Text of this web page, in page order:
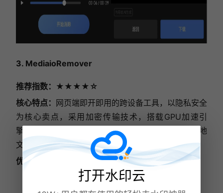
3. MediaioRemover
推荐指数：★★★★☆
核心特点： 网页端即开即用的跨设备工具，以隐私安全
为核心卖点，采用加密传输技术，搭载GPU加速引
擎，专注无门槛快速去水印，支持平台链接导入与本地
文件上传双模式。
优势：
上传文件24小时内自动删除，隐私保护拉满；
打开水印云